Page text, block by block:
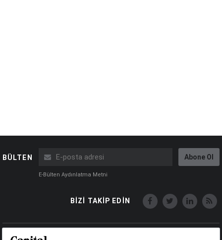
BÜLTEN Abone Ol
E-Bülten Aydınlatma Metni
BİZİ TAKİP EDİN